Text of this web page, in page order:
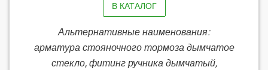
В КАТАЛОГ
Альтернативные наименования:
арматура стояночного тормоза дымчатое
стекло, фитинг ручника дымчатый,